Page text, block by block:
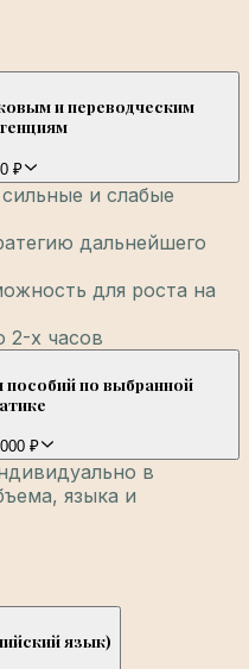
и переводческим
₽
и слабые
дальнейшего
для роста на
2-х часов
пособий по выбранной
₽
в
языка и
язык)